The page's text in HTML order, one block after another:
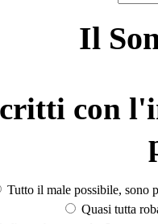
Il
con
Tutto il male possibile, sono
Quasi tutta